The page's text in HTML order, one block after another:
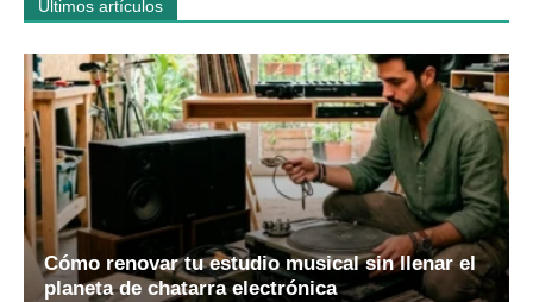
Últimos artículos
Cómo renovar tu estudio musical sin llenar el
planeta de chatarra electrónica